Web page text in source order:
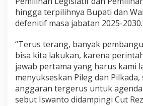
hingga terpilihnya Bupati dan
defenitif masa jabatan 2025-2030.
“Terus terang, banyak
bisa kita lakukan, karena
jawab pertama yang harus kami
menyukseskan Pileg dan
anggaran tergerus untuk
sebut Iswanto didampingi Cut